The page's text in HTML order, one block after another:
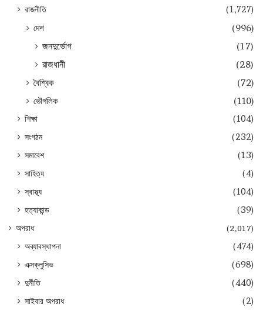
রাজনীতি
(1,727)
দেশ
(996)
জনদুর্ভোগ
(17)
রাজধানী
(28)
বৈশ্বিক
(72)
ভৌগলিক
(110)
শিক্ষা
(104)
সংগঠন
(232)
সমাবেশ
(13)
সাহিত্য
(4)
স্বাস্থ্য
(104)
হত্যাকান্ড
(39)
অপরাধ (2,017)
অব্যাবস্থাপনা
(474)
এক্সক্লুসিভ
(698)
দুর্নীতি
(440)
সাইবার অপরাধ
(2)